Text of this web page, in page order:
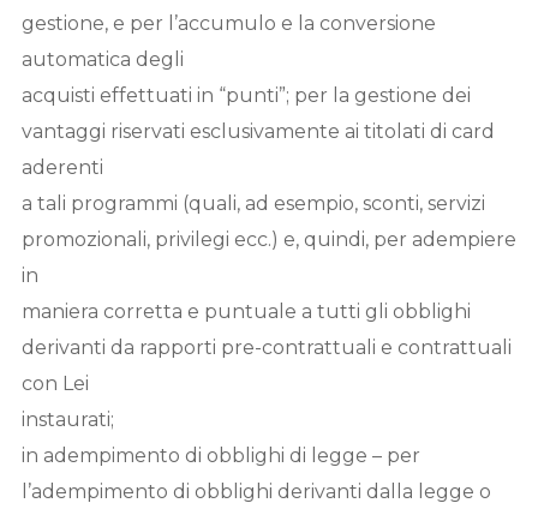
gestione, e per l’accumulo e la conversione
automatica degli
acquisti effettuati in “punti”; per la gestione dei
vantaggi riservati esclusivamente ai titolati di card
aderenti
a tali programmi (quali, ad esempio, sconti, servizi
promozionali, privilegi ecc.) e, quindi, per adempiere
in
maniera corretta e puntuale a tutti gli obblighi
derivanti da rapporti pre-contrattuali e contrattuali
con Lei
instaurati;
in adempimento di obblighi di legge – per
l’adempimento di obblighi derivanti dalla legge o